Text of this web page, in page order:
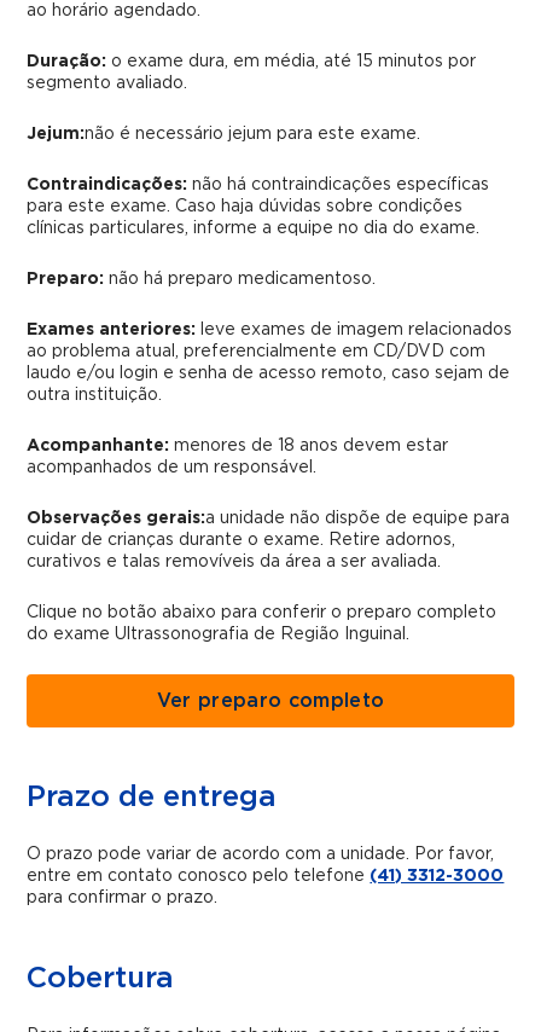
ao horário agendado.
Duração: o exame dura, em média, até 15 minutos por
segmento avaliado.
Jejum:não é necessário jejum para este exame.
Contraindicações: não há contraindicações específicas
para este exame. Caso haja dúvidas sobre condições
clínicas particulares, informe a equipe no dia do exame.
Preparo:não há preparo medicamentoso.
Exames anteriores:
leve exames de imagem relacionados
ao problema atual, preferencialmente em CD/DVD com
laudo e/ou login e senha de acesso remoto, caso sejam de
outra instituição.
Acompanhante: menores de 18 anos devem estar
acompanhados de um responsável.
Observações gerais:a unidade não dispõe de equipe para
cuidar de crianças durante o exame. Retire adornos,
curativos e talas removíveis da área a ser avaliada.
Clique no botão abaixo para conferir o preparo completo
do exame Ultrassonografia de Região Inguinal.
Ver preparo completo
Prazo de entrega
O prazo pode variar de acordo com a unidade. Por favor,
entre em contato conosco pelo telefone (41) 3312-3000
para confirmar o prazo.
Cobertura